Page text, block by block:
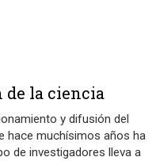
de la ciencia
y difusión del
hace muchísimos años ha
de investigadores lleva a